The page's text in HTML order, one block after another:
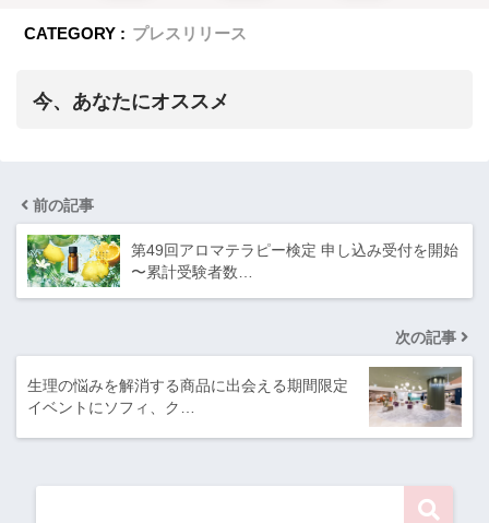
CATEGORY : プレスリリース
今、あなたにオススメ
前の記事
第49回アロマテラピー検定 申し込み受付を開始
〜累計受験者数…
次の記事
生理の悩みを解消する商品に出会える期間限定
イベントにソフィ、ク…